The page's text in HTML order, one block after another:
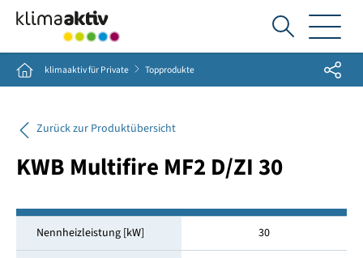
Ich
suche...
Home klimaaktiv für Private Topprodukte Share
Zurück zur Produktübersicht
KWB Multifire MF2 D/ZI 30
Nennheizleistung [kW] 30